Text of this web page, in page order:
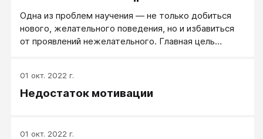
Одна из проблем научения — не только добиться
нового, желательного поведения, но и избавиться
от проявлений нежелательного. Главная цель
воспитании детей или их обучении, возникает
вопрос, что лучше: наказать за проступок или
когда наказание сопровождает старое поведение,
01 окт. 2022 г.
Недостаток мотивации
01 окт. 2022 г.